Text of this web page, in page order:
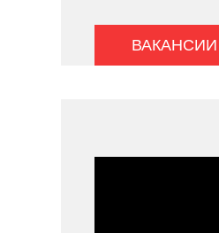
ВАКАНСИИ